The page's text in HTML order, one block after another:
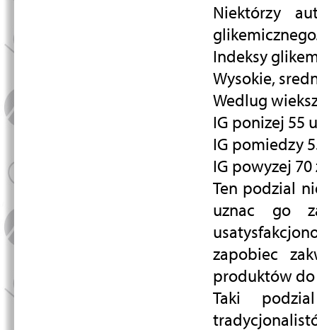
Niektórzy
Indeksy
Wysokie,
Wedlug
IG ponizej 55
IG pomiedzy
IG powyzej
Ten podzial
uznac go
zapobiec
produktów do
Taki